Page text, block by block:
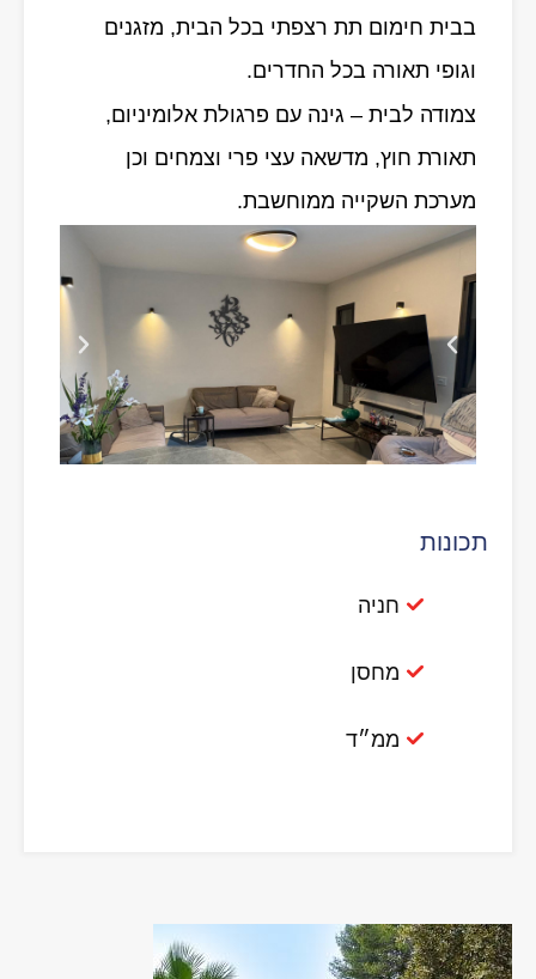
בבית חימום תת רצפתי בכל הבית, מזגנים
וגופי תאורה בכל החדרים.
צמודה לבית – גינה עם פרגולת אלומיניום,
תאורת חוץ, מדשאה עצי פרי וצמחים וכן
מערכת השקייה ממוחשבת.
תכונות
חניה
מחסן
ממ״ד